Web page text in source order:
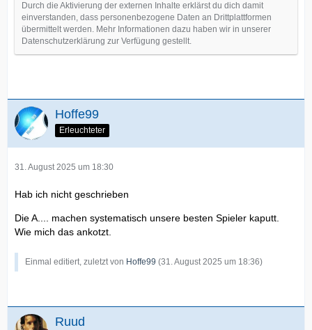
Durch die Aktivierung der externen Inhalte erklärst du dich damit
einverstanden, dass personenbezogene Daten an Drittplattformen
übermittelt werden. Mehr Informationen dazu haben wir in unserer
Datenschutzerklärung zur Verfügung gestellt.
Hoffe99
Erleuchteter
31. August 2025 um 18:30
Hab ich nicht geschrieben
Die A.... machen systematisch unsere besten Spieler kaputt.
Wie mich das ankotzt.
Einmal editiert, zuletzt von Hoffe99 (31. August 2025 um 18:36)
Ruud